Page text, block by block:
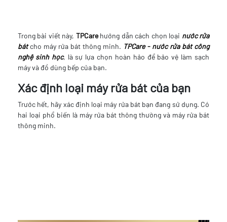
Trong bài viết này, TPCarehướng dẫn cách chọn loại nước rửa
bátcho máy rửa bát thông minh. TPCare - nước rửa bát công
nghệ sinh học, là sự lựa chọn hoàn hảo để bảo vệ làm sạch
máy và đồ dùng bếp của bạn.
Xác định loại máy rửa bát của bạn
Trước hết, hãy xác định loại máy rửa bát bạn đang sử dụng. Có
hai loại phổ biến là máy rửa bát thông thường và máy rửa bát
thông minh.